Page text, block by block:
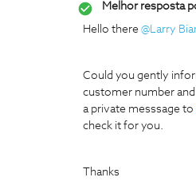
Melhor resposta
Hello there @Larry
Could you gently
customer number
a private messsage to
check it for you.
Thanks